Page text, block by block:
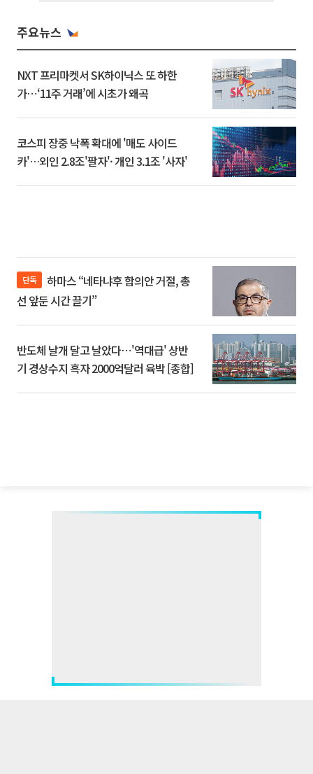
주요뉴스
NXT 프리마켓서 SK하이닉스 또 하한
가⋯‘11주 거래’에 시초가 왜곡
코스피 장중 낙폭 확대에 '매도 사이드
카'…외인 2.8조'팔자'· 개인 3.1조 '사자'
단독
선 앞둔 시간 끌기”
반도체 날개 달고 날았다⋯'역대급' 상반
기 경상수지 흑자 2000억달러 육박 [종합]